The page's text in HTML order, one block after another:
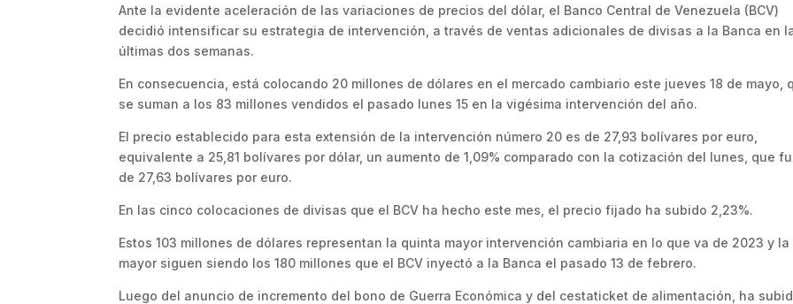
Ante la evidente aceleración de las variaciones de precios del dólar, el Banco Central de Venezuela (BCV)
decidió intensificar su estrategia de intervención, a través de ventas adicionales de divisas a la Banca en
últimas dos semanas.
En consecuencia, está colocando 20 millones de dólares en el mercado cambiario este jueves 18 de mayo,
se suman a los 83 millones vendidos el pasado lunes 15 en la vigésima intervención del año.
El precio establecido para esta extensión de la intervención número 20 es de 27,93 bolívares por euro,
equivalente a 25,81 bolívares por dólar, un aumento de 1,09% comparado con la cotización del lunes, que
de 27,63 bolívares por euro.
En las cinco colocaciones de divisas que el BCV ha hecho este mes, el precio fijado ha subido 2,23%.
Estos 103 millones de dólares representan la quinta mayor intervención cambiaria en lo que va de 2023 y la
mayor siguen siendo los 180 millones que el BCV inyectó a la Banca el pasado 13 de febrero.
Luego del anuncio de incremento del bono de Guerra Económica y del cestaticket de alimentación, ha